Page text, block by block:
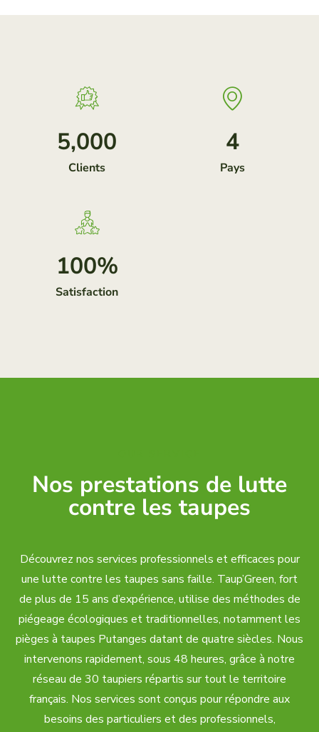
Clients
5,000
Pays
4
Satisfaction
100%
Nos prestations de lutte
contre les taupes
Découvrez nos services professionnels et efficaces pour
une lutte contre les taupes sans faille. Taup’Green, fort
de plus de 15 ans d’expérience, utilise des méthodes de
piégeage écologiques et traditionnelles, notamment les
pièges à taupes Putanges datant de quatre siècles. Nous
intervenons rapidement, sous 48 heures, grâce à notre
réseau de 30 taupiers répartis sur tout le territoire
français. Nos services sont conçus pour répondre aux
besoins des particuliers et des professionnels,